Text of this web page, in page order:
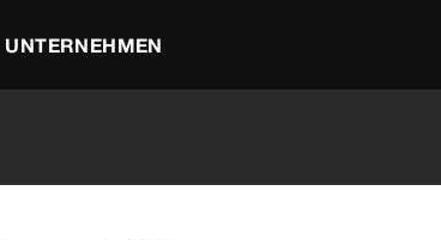
UNTERNEHMEN